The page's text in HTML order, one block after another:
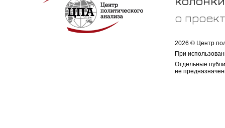
о
2026 © Центр
При
Отдельные
не